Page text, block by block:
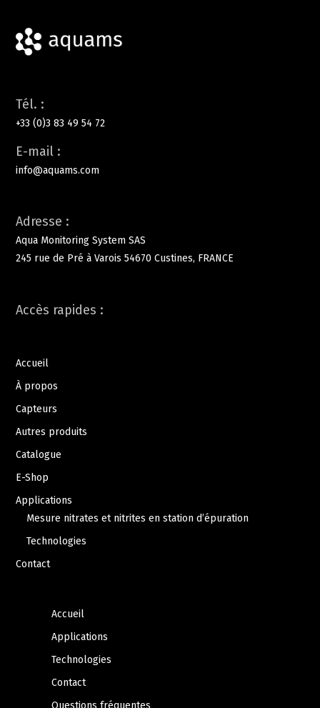
Tél. :
+33 (0)3 83 49 54 72
E-mail :
info@aquams.com
Adresse :
Aqua Monitoring System SAS
245 rue de Pré à Varois 54670 Custines, FRANCE
Accès rapides :
Accueil
À propos
Capteurs
Autres produits
Catalogue
E-Shop
Applications
Mesure nitrates et nitrites en station d’épuration
Technologies
Contact
Accueil
Applications
Technologies
Contact
Questions fréquentes